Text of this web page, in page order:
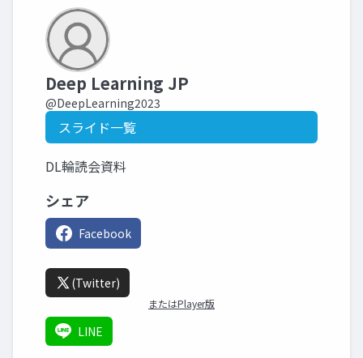
Deep Learning JP
@DeepLearning2023
スライド一覧
DL輪読会資料
シェア
Facebook
(Twitter)
またはPlayer版
LINE